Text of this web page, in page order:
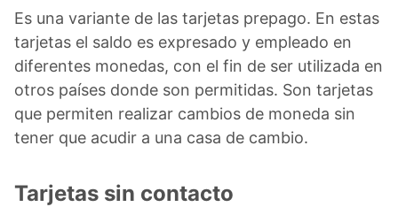
Es una variante de las tarjetas prepago. En estas
tarjetas el saldo es expresado y empleado en
diferentes monedas, con el fin de ser utilizada en
otros países donde son permitidas. Son tarjetas
que permiten realizar cambios de moneda sin
tener que acudir a una casa de cambio.
Tarjetas sin contacto